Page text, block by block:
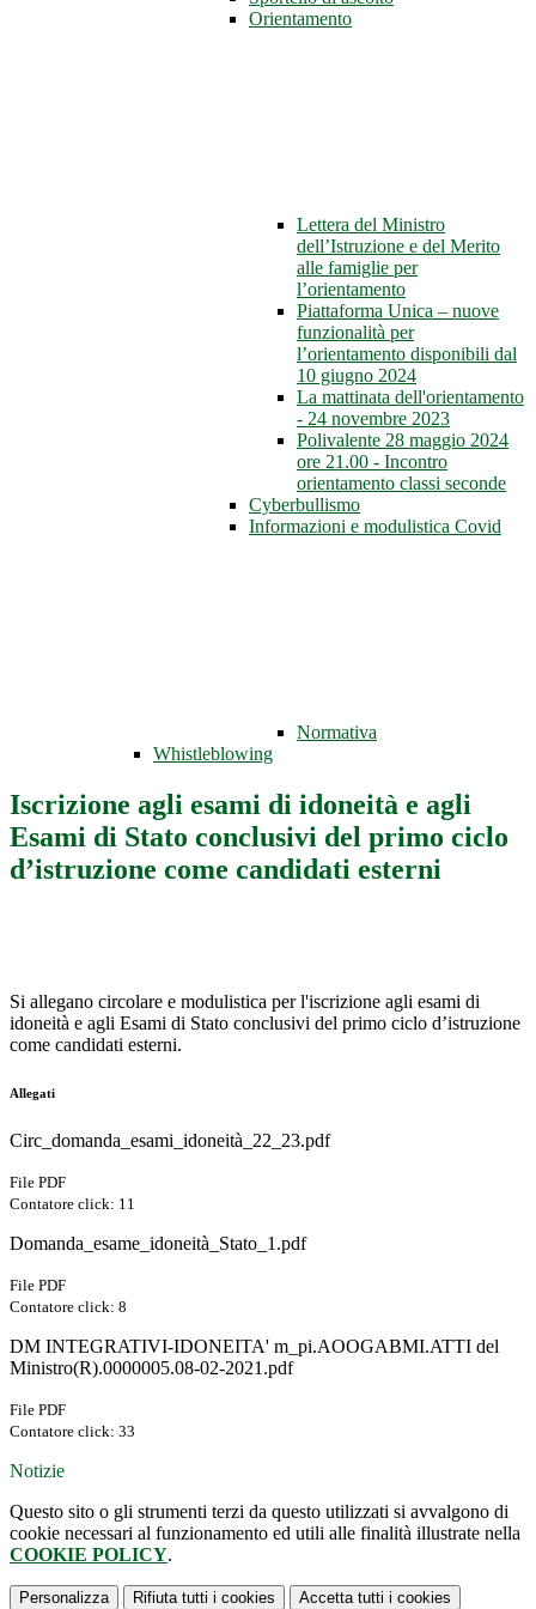
Orientamento
Lettera del Ministro
dell’Istruzione e del Merito
alle famiglie per
l’orientamento
Piattaforma Unica – nuove
funzionalità per
l’orientamento disponibili dal
10 giugno 2024
La mattinata dell'orientamento
- 24 novembre 2023
Polivalente 28 maggio 2024
ore 21.00 - Incontro
orientamento classi seconde
Cyberbullismo
Informazioni e modulistica Covid
Normativa
Whistleblowing
Iscrizione agli esami di idoneità e agli
Esami di Stato conclusivi del primo ciclo
d’istruzione come candidati esterni
Si allegano circolare e modulistica per l'iscrizione agli esami di
idoneità e agli Esami di Stato conclusivi del primo ciclo d’istruzione
come candidati esterni.
Allegati
Circ_domanda_esami_idoneità_22_23.pdf
File PDF
Contatore click: 11
Domanda_esame_idoneità_Stato_1.pdf
File PDF
Contatore click: 8
DM INTEGRATIVI-IDONEITA' m_pi.AOOGABMI.ATTI del
Ministro(R).0000005.08-02-2021.pdf
File PDF
Contatore click: 33
Notizie
Questo sito o gli strumenti terzi da questo utilizzati si avvalgono di
cookie necessari al funzionamento ed utili alle finalità illustrate nella
COOKIE POLICY.
Personalizza Rifiuta tutti i cookies Accetta tutti i cookies